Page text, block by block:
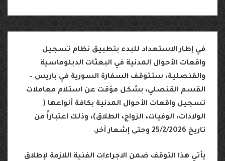
في إطار الاستعداد للبدء بتطبيق نظام تسجيل
واقعات الأحوال المدنية في البعثات الدبلوماسية
والقنصلية، ستتوقف السفارة السورية في باريس –
القسم القنصلي، بشكل مؤقت عن استلام معاملات
تسجيل واقعات الأحوال المدنية بكافة أنواعها (
الولادات، الوفيات، الزواج، الطلاق)، وذلك اعتباراً من
تاريخ
وحتى إشعار آخر.
يأتي هذا التوقف ضمن الاجراءات الفنية اللازمة لإطلاق